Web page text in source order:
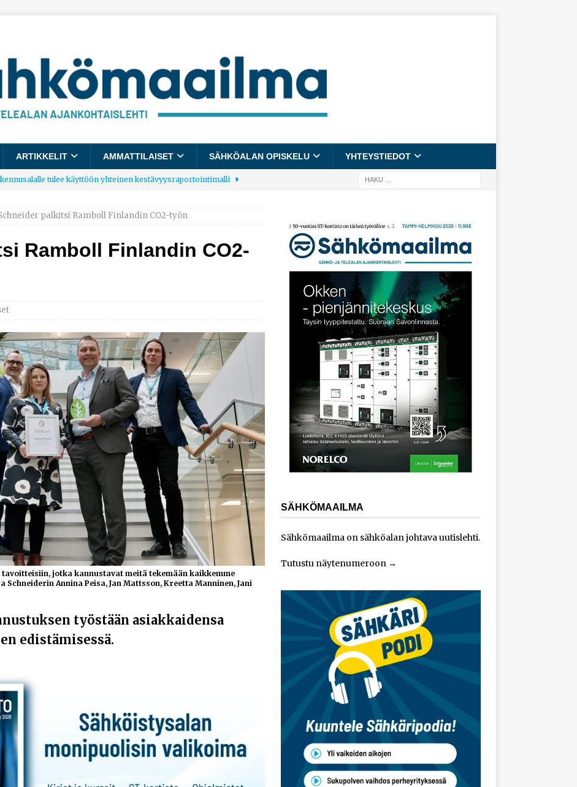
ARTIKKELIT AMMATTILAISET SÄHKÖALAN OPISKELU YHTEYSTIEDOT
tulee käyttöön yhteinen kestävyysraportointimalli
Pienet työpaikat saavat parhaat arvosanat
AJANKOHTAISTA
tekniikka vahvistaa teollisuusliiketoimintaansa yrityskaupalla
palkitsi Ramboll Finlandin CO2-työn
Ramboll Finlandin CO2-
jotka kannustavat meitä tekemään kaikkemme
Schneiderin Annina Peisa, Jan Mattsson, Kreetta Manninen, Jani
työstään asiakkaidensa
edistämisessä.
SÄHKÖMAAILMA
Sähkömaailma on sähköalan johtava uutislehti.
Tutustu näytenumeroon→